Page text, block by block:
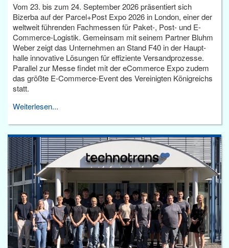
Vom 23. bis zum 24. September 2026 präsentiert sich
Bizerba auf der Parcel+Post Expo 2026 in London, einer der
weltweit führenden Fachmessen für Paket-, Post- und E-
Commerce-Logistik. Gemeinsam mit seinem Partner Bluhm
Weber zeigt das Unternehmen an Stand F40 in der Haupt­
halle innovative Lösungen für effiziente Versandprozesse.
Parallel zur Messe findet mit der eCommerce Expo zudem
das größte E-Commerce-Event des Vereinigten Königreichs
statt.
Weiterlesen...